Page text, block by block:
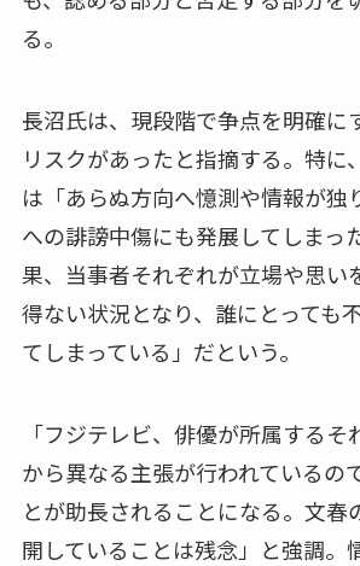
る。
長沼氏は、現段階で争点を明確に
リスクがあったと指摘する。特に
は「あらぬ方向へ憶測や情報が独
への誹謗中傷にも発展してしまっ
果、当事者それぞれが立場や思い
得ない状況となり、誰にとっても
てしまっている」だという。
「フジテレビ、俳優が所属する
から異なる主張が行われているの
とが助長されることになる。文春
開していることは残念」と強調。